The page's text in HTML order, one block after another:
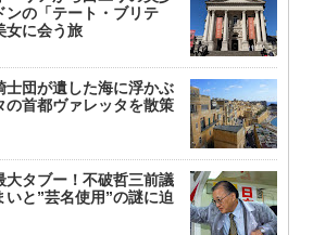
ンの「テート・ブリテ
女に会う旅
士団が遺した海に浮かぶ
の首都ヴァレッタを散策
大タブー！不破哲三前議
いと”芸名使用”の謎に迫